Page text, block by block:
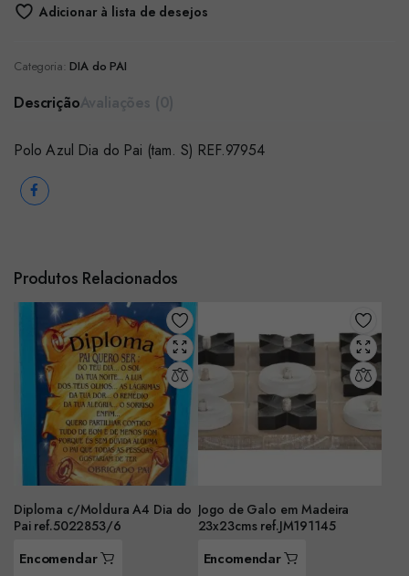
Adicionar à lista de desejos
Categoria: DIA do PAI
Descrição
Polo Azul Dia do Pai (tam. S) REF.97954
Produtos Relacionados
Diploma c/Moldura A4 Dia do
Pai ref.5022853/6
Encomendar
Jogo de Galo em Madeira
23x23cms ref.JM191145
Encomendar